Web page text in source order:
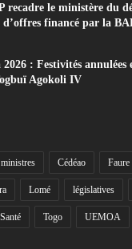
recadre le ministère du
d’offres financé par la
2026 : Festivités
Agokoli IV
Cédéao Faure
Lomé législatives
Santé Togo UEMOA